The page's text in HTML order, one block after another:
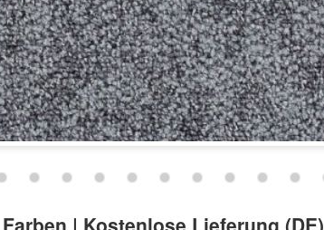
| Kostenlose Lieferung (DE)